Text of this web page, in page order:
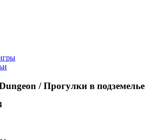
/ Прогулки в подземелье